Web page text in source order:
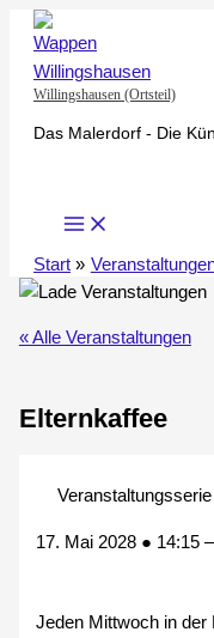
Zum
Inhalt
springen
Willingshausen (Ortsteil)
Das Malerdorf - Die
Start
« Alle Veranstaltungen
Elternkaffee
Veranstaltungsserie
17. Mai 2028 ● 14:15–
Jeden Mittwoch in der